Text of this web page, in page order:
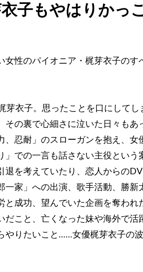
子もやはりかっ
女性のパイオニア・梶芽衣子のす
芽衣子。思ったことを口にしてし
その裏で心細さに泣いた日々もあ
、忍耐」のスローガンを抱え、女
」での一言も話さない主役という
退を考えていたり、恋人からの
一家」への出演、歌手活動、勝新
と成功、望んでいた企画を奪われ
だこと、亡くなった妹や海外で活
やりたいこと……女優梶芽衣子の